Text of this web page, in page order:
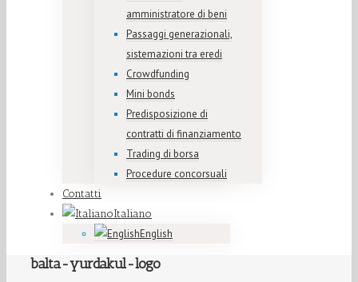
amministratore di beni
Passaggi generazionali,
sistemazioni tra eredi
Crowdfunding
Mini bonds
Predisposizione di
contratti di finanziamento
Trading di borsa
Procedure concorsuali
Contatti
Italiano
English
balta-yurdakul-logo